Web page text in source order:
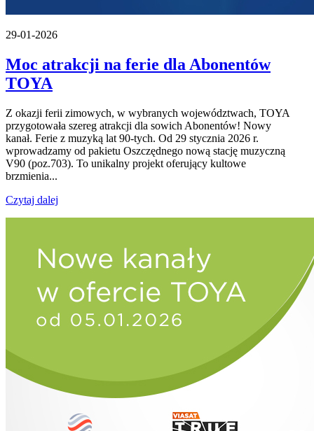
29-01-2026
Moc atrakcji na ferie dla Abonentów
TOYA
Z okazji ferii zimowych, w wybranych województwach, TOYA
przygotowała szereg atrakcji dla sowich Abonentów! Nowy
kanał. Ferie z muzyką lat 90-tych. Od 29 stycznia 2026 r.
wprowadzamy od pakietu Oszczędnego nową stację muzyczną
V90 (poz.703). To unikalny projekt oferujący kultowe
brzmienia...
Czytaj dalej